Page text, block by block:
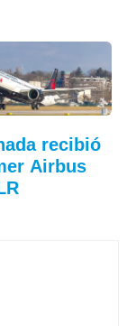
recibió
Airbus